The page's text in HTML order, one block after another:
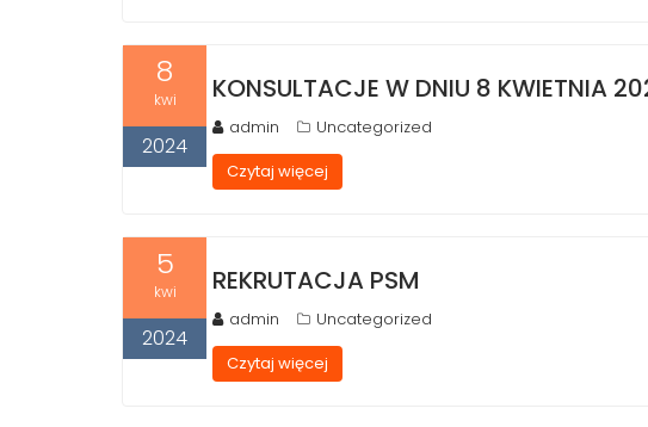
8
kwi
2024
KONSULTACJE W DNIU 8 KWIETNIA
admin
Uncategorized
Czytaj więcej
5
kwi
2024
REKRUTACJA PSM
admin
Uncategorized
Czytaj więcej